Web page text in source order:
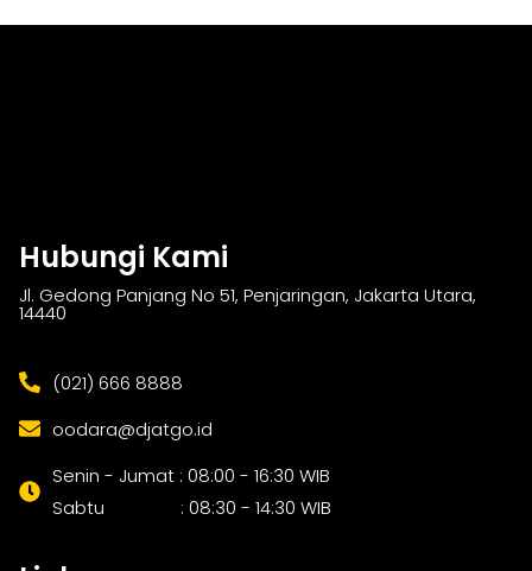
Hubungi Kami
Jl. Gedong Panjang No 51, Penjaringan, Jakarta Utara,
14440
(021) 666 8888
oodara@djatgo.id
Senin - Jumat : 08:00 - 16:30 WIB
Sabtu : 08:30 - 14:30 WIB